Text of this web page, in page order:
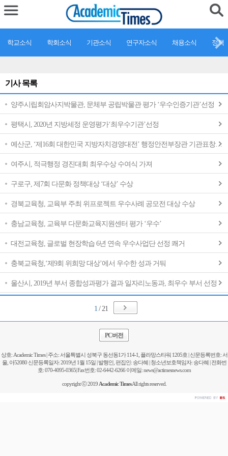
학교소식 학회소식 기관소식 연구자소식 채용소식 정책
기사 목록
양주시립회암사지박물관, 문체부 공립박물관 평가 ‘우수인증기관’선정
평택시, 2020년 지방세정 운영평가‘최우수기관’선정
예산군, ‘제16회 대한민국 지방자치경영대전’ 행정안전부장관 기관표창 수상
여주시, 적극행정 경진대회 최우수상 수여식 가져
구로구, 제7회 다문화 정책대상 ‘대상’ 수상
경북교육청, 교육부 주최 위프로젝트 우수사례 공모전 대상 수상
충남교육청, 교육부 다문화교육지원센터 평가 ‘우수’
대전교육청, 글로벌 현장학습 6년 연속 우수사업단 선정 쾌거
충북교육청,‘제9회 위희망 대상’에서 우수한 성과 거둬
울산시, 2019년 부서 종합성과평가 결과 일자리노동과, 최우수 부서 선정
1/ 21
PC버전
상호: Academic Times | 주소: 서울특별시 성북구 동선동1가 114-1, 플라망스타워 1205호 | 신문등록번호: 서
울, 아52080 신문등록일자: 2019년 1월 15일 | 발행인, 편집인: 송다혜 | 청소년보호책임자: 송다혜 | 전화번
호: 070-4095-0365| Fax번호: 02-6442-6266 이메일: news@actimesnews.com
copyright ⓒ 2019 Academic TimesAll rights reserved.